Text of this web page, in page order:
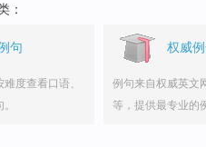
：
句
度查看口语、
权威
例句来自权威英文
等，提供最专业的